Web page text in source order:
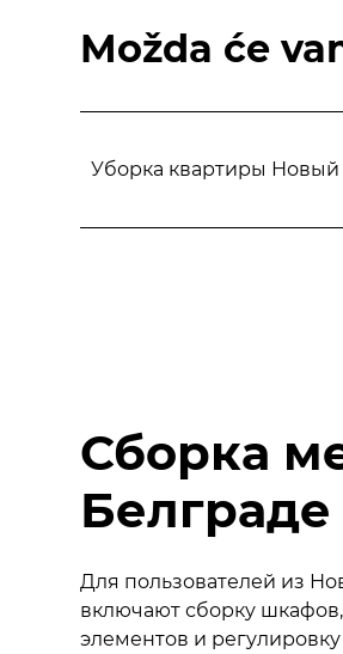
Možda će
Уборка квартиры Новый
Сборка
Для пользователей из
включают сборку
элементов и